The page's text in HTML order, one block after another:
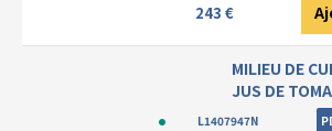
243 €
MILIEU DE
JUS DE
L1407947N